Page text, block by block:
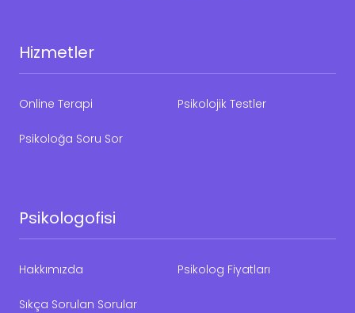
Hizmetler
Online Terapi Psikolojik Testler
Psikoloğa Soru Sor
Psikologofisi
Hakkımızda Psikolog Fiyatları
Sıkça Sorulan Sorular